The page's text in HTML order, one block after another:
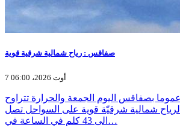
صفاقس : رياح شمالية شرقية قوية
7 أوت 2026، 06:00
بصفاقس اليوم الجمعة والحرارة تتراوح
40 درجة الرياح شمالية شرقيّة قوية على السواحل تصل
الى 43 كلم في الساعة في…